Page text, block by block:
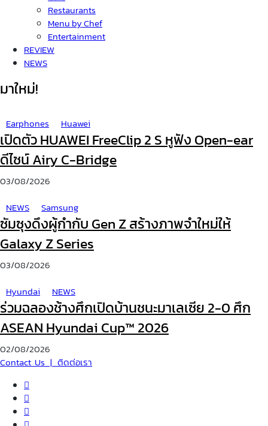
Restaurants
Menu by Chef
Entertainment
REVIEW
NEWS
มาใหม่!
Earphones Huawei
เปิดตัว HUAWEI FreeClip 2 S หูฟัง Open-ear
ดีไซน์ Airy C-Bridge
03/08/2026
NEWS
Samsung
ซัมซุงดึงผู้กำกับ Gen Z สร้างภาพจำใหม่ให้
Galaxy Z Series
03/08/2026
Hyundai
NEWS
ร่วมฉลองช้างศึกเปิดบ้านชนะมาเลเซีย 2-0 ศึก
ASEAN Hyundai Cup™ 2026
02/08/2026
Contact Us | ติดต่อเรา